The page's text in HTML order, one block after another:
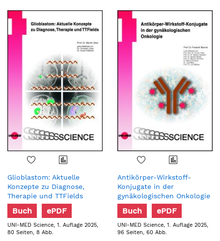
Glioblastom: Aktuelle
Konzepte zu Diagnose,
Therapie und TTFields
Buch ePDF
UNI-MED Science, 1. Auflage 2025,
80 Seiten, 8 Abb.
Antikörper-Wirkstoff-
Konjugate in der
gynäkologischen Onkologie
Buch ePDF
UNI-MED Science, 1. Auflage 2025,
96 Seiten, 60 Abb.